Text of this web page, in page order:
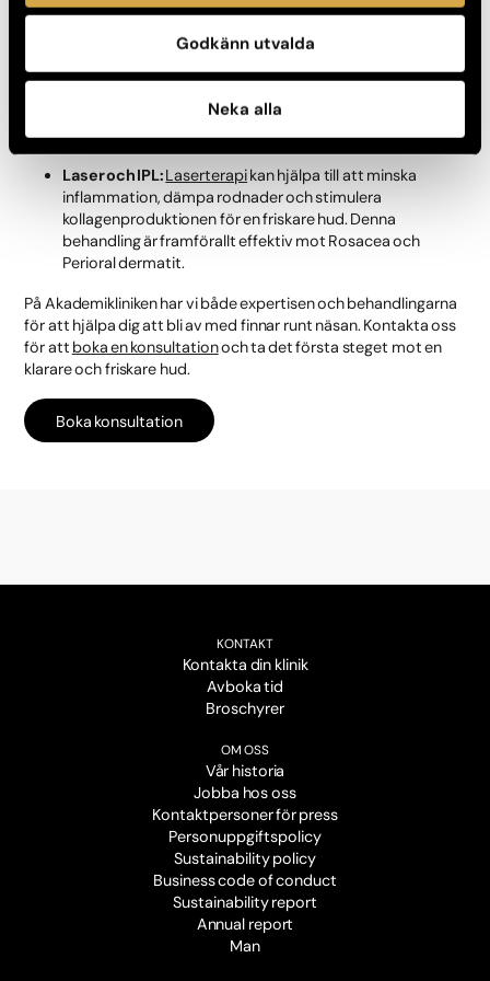
Godkänn utvalda
Neka alla
behandlingsplan som passar dina individuella behov. Följande
behandlingar är effektiva mot just finnar runt näsan:
Kemisk peeling:Acnelanär en kemisk peel som är
effektiv när det kommer till att avlägsna döda hudceller,
öppna upp tilltäppta porer, motverka inflammation och
finnar.
Laser och IPL:Laserterapikan hjälpa till att minska
inflammation, dämpa rodnader och stimulera
kollagenproduktionen för en friskare hud. Denna
behandling är framförallt effektiv mot Rosacea och
Perioral dermatit.
På Akademikliniken har vi både expertisen och behandlingarna
för att hjälpa dig att bli av med finnar runt näsan. Kontakta oss
för att boka en konsultationoch ta det första steget mot en
klarare och friskare hud.
Boka konsultation
KONTAKT
Kontakta din klinik
Avboka tid
Broschyrer
OM OSS
Vår historia
Jobba hos oss
Kontaktpersoner för press
Personuppgiftspolicy
Sustainability policy
Business code of conduct
Sustainability report
Annual report
Man